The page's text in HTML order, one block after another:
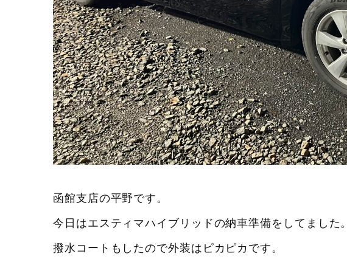
函館支店の平野です。
今日はエスティマハイブリッドの納車準備をしてました。
撥水コートもしたので外装はピカピカです。